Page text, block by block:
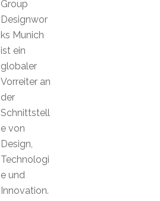
Group
Designwor
ks Munich
ist ein
globaler
Vorreiter an
der
Schnittstell
e von
Design,
Technologi
e und
Innovation.